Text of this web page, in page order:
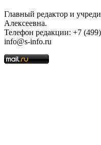
Главный редактор и
Алексеевна.
Телефон редакции: +7
info@s-info.ru